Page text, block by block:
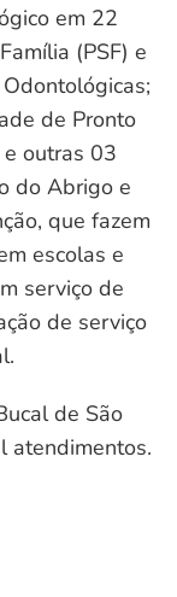
em 22
(PSF) e
de Pronto
outras 03
do Abrigo e
que fazem
escolas e
serviço de
de serviço
de São
atendimentos.